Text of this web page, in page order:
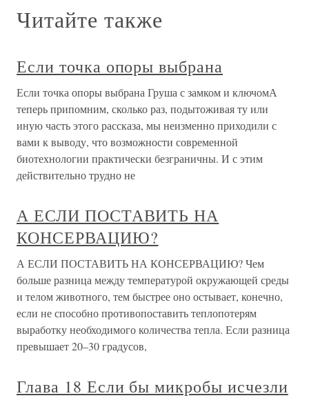
Читайте также
Если точка опоры выбрана
Если точка опоры выбрана Груша с замком и ключомА
теперь припомним, сколько раз, подытоживая ту или
иную часть этого рассказа, мы неизменно приходили с
вами к выводу, что возможности современной
биотехнологии практически безграничны. И с этим
действительно трудно не
А ЕСЛИ ПОСТАВИТЬ НА
КОНСЕРВАЦИЮ?
А ЕСЛИ ПОСТАВИТЬ НА КОНСЕРВАЦИЮ? Чем
больше разница между температурой окружающей среды
и телом животного, тем быстрее оно остывает, конечно,
если не способно противопоставить теплопотерям
выработку необходимого количества тепла. Если разница
превышает 20–30 градусов,
Глава 18 Если бы микробы исчезли